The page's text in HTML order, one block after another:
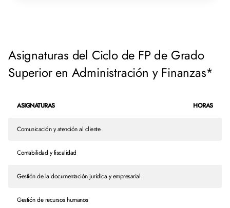
Asignaturas del Ciclo de FP de Grado
Superior en Administración y Finanzas*
ASIGNATURAS HORAS
Comunicación y atención al cliente
Contabilidad y fiscalidad
Gestión de la documentación jurídica y empresarial
Gestión de recursos humanos